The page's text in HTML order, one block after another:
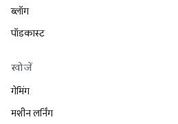
ब्लॉग
पॉडकास्ट
खोजें
गेमिंग
मशीन लर्निंग